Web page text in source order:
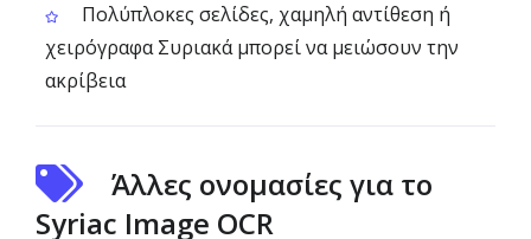
Πολύπλοκες σελίδες, χαμηλή αντίθεση ή
χειρόγραφα Συριακά μπορεί να μειώσουν την
ακρίβεια
Άλλες ονομασίες για το
Syriac Image OCR